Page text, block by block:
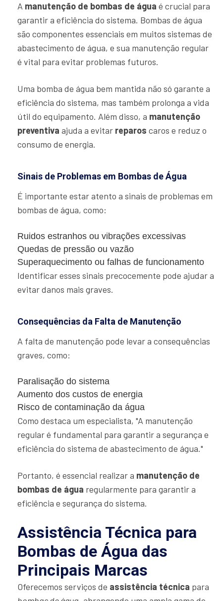
A manutenção de bombas de água é crucial para
garantir a eficiência do sistema. Bombas de água
são componentes essenciais em muitos sistemas de
abastecimento de água, e sua manutenção regular
é vital para evitar problemas futuros.
Uma bomba de água bem mantida não só garante a
eficiência do sistema, mas também prolonga a vida
útil do equipamento. Além disso, a manutenção
preventiva ajuda a evitar reparos caros e reduz o
consumo de energia.
Sinais de Problemas em Bombas de Água
É importante estar atento a sinais de problemas em
bombas de água, como:
Ruidos estranhos ou vibrações excessivas
Quedas de pressão ou vazão
Superaquecimento ou falhas de funcionamento
Identificar esses sinais precocemente pode ajudar a
evitar danos mais graves.
Consequências da Falta de Manutenção
A falta de manutenção pode levar a consequências
graves, como:
Paralisação do sistema
Aumento dos custos de energia
Risco de contaminação da água
Como destaca um especialista, "A manutenção
regular é fundamental para garantir a segurança e
eficiência do sistema de abastecimento de água."
Portanto, é essencial realizar a manutenção de
bombas de água regularmente para garantir a
eficiência e segurança do sistema.
Assistência Técnica para
Bombas de Água das
Principais Marcas
Oferecemos serviços de assistência técnica para